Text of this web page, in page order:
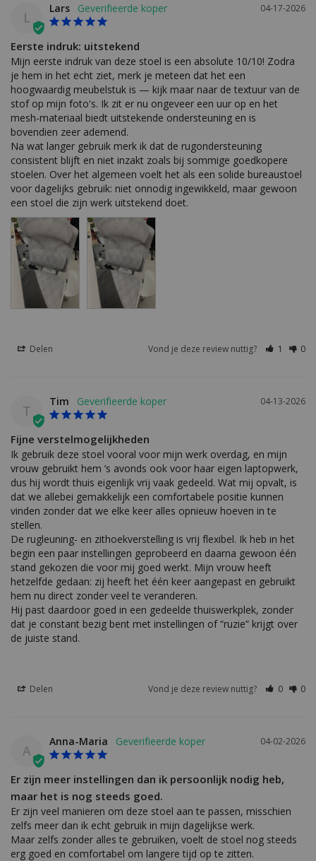
L
04-17-2026
Lars
Eerste indruk: uitstekend
Mijn eerste indruk van deze stoel is een absolute 10/10! Zodra
je hem in het echt ziet, merk je meteen dat het een
hoogwaardig meubelstuk is — kijk maar naar de textuur van de
stof op mijn foto's. Ik zit er nu ongeveer een uur op en het
mesh-materiaal biedt uitstekende ondersteuning en is
bovendien zeer ademend.
Na wat langer gebruik merk ik dat de rugondersteuning
consistent blijft en niet inzakt zoals bij sommige goedkopere
stoelen. Over het algemeen voelt het als een solide bureaustoel
voor dagelijks gebruik: niet onnodig ingewikkeld, maar gewoon
een stoel die zijn werk uitstekend doet.
Delen Vond je deze review nuttig? 1 0
T
04-13-2026
Tim
Fijne verstelmogelijkheden
Ik gebruik deze stoel vooral voor mijn werk overdag, en mijn
vrouw gebruikt hem ’s avonds ook voor haar eigen laptopwerk,
dus hij wordt thuis eigenlijk vrij vaak gedeeld. Wat mij opvalt, is
dat we allebei gemakkelijk een comfortabele positie kunnen
vinden zonder dat we elke keer alles opnieuw hoeven in te
stellen.
De rugleuning- en zithoekverstelling is vrij flexibel. Ik heb in het
begin een paar instellingen geprobeerd en daarna gewoon één
stand gekozen die voor mij goed werkt. Mijn vrouw heeft
hetzelfde gedaan: zij heeft het één keer aangepast en gebruikt
hem nu direct zonder veel te veranderen.
Hij past daardoor goed in een gedeelde thuiswerkplek, zonder
dat je constant bezig bent met instellingen of “ruzie” krijgt over
de juiste stand.
Delen Vond je deze review nuttig? 0 0
A
04-02-2026
Anna-Maria
Er zijn meer instellingen dan ik persoonlijk nodig heb,
maar het is nog steeds goed.
Er zijn veel manieren om deze stoel aan te passen, misschien
zelfs meer dan ik echt gebruik in mijn dagelijkse werk.
Maar zelfs zonder alles te gebruiken, voelt de stoel nog steeds
erg goed en comfortabel om langere tijd op te zitten.